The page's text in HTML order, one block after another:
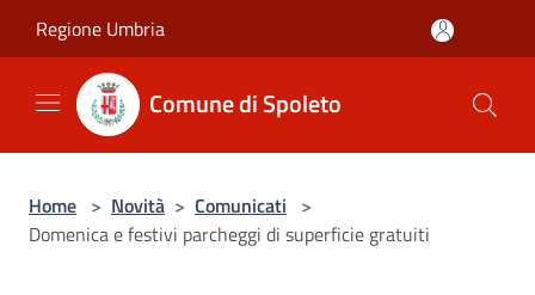
Regione Umbria
Comune di Spoleto
Home > Novità > Comunicati >
Domenica e festivi parcheggi di superficie gratuiti